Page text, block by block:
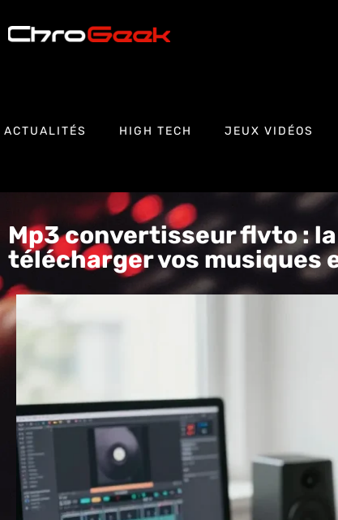
ACTUALITÉS HIGH TECH JEUX VIDÉOS
Mp3 convertisseur flvto :
télécharger vos musiques